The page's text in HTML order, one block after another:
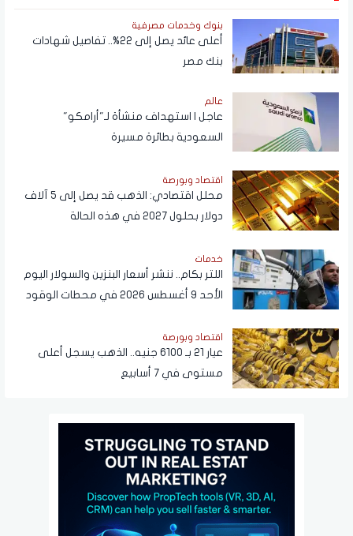
بنوك وخدمات مصرفية
أعلى عائد يصل إلى 22%.. تفاصيل شهادات
بنك مصر
عالم
عاجل | استهداف منشأة لـ"أرامكو"
السعودية بطائرة مسيرة
اقتصاد وبورصة
محلل اقتصادي: الذهب قد يصل إلى 5 آلاف
دولار بحلول 2027 في هذه الحالة
خدمات
اللتر بكام.. ننشر أسعار البنزين والسولار اليوم
الأحد 9 أغسطس 2026 في محطات الوقود
اقتصاد وبورصة
عيار 21 بـ 6100 جنيه.. الذهب يسجل أعلى
مستوى في 7 أسابيع